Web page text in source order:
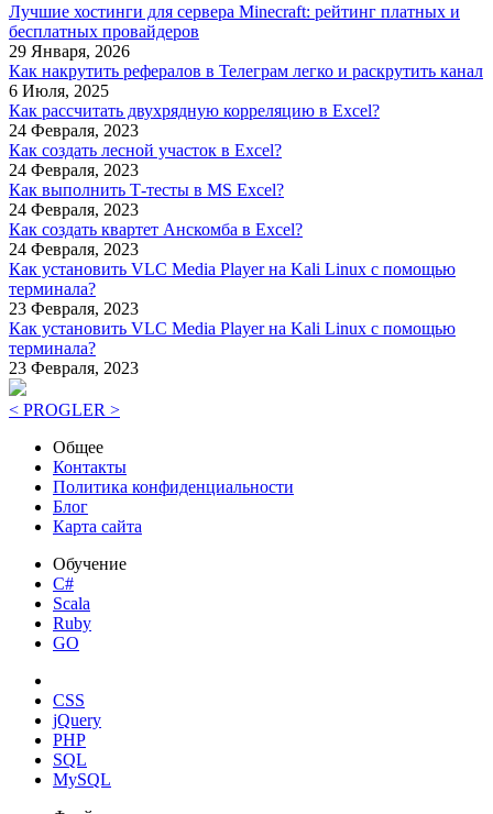
Лучшие хостинги для сервера Minecraft: рейтинг платных и
бесплатных провайдеров
29 Января, 2026
Как накрутить рефералов в Телеграм легко и раскрутить канал
6 Июля, 2025
Как рассчитать двухрядную корреляцию в Excel?
24 Февраля, 2023
Как создать лесной участок в Excel?
24 Февраля, 2023
Как выполнить Т-тесты в MS Excel?
24 Февраля, 2023
Как создать квартет Анскомба в Excel?
24 Февраля, 2023
Как установить VLC Media Player на Kali Linux с помощью
терминала?
23 Февраля, 2023
Как установить VLC Media Player на Kali Linux с помощью
терминала?
23 Февраля, 2023
< PROGLER >
Общее
Контакты
Политика конфиденциальности
Блог
Карта сайта
Обучение
C#
Scala
Ruby
GO
CSS
jQuery
PHP
SQL
MySQL